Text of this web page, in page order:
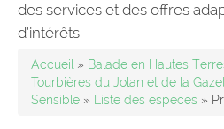
des services et des offres
d’intérêts.
Accueil » Balade en Hautes
Tourbières du Jolan et de la
Sensible » Liste des espèces »